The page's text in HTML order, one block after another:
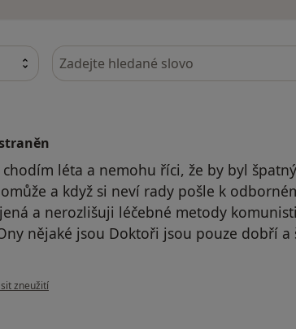
Hledejte v názorech
léta a nemohu říci, že by byl
a když si neví rady pošle k
a nerozlišuji léčebné metody
nějaké jsou Doktoři jsou pouze dobří a
uživatele Váš účet byl odstraněn
zneužití